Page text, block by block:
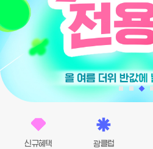
신규혜택 광클럽